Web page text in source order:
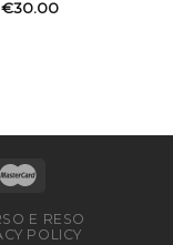
€30.00
E RESO
POLICY